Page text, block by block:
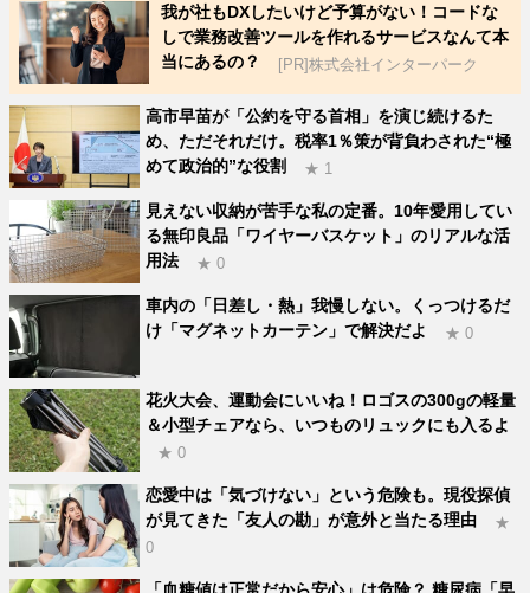
我が社もDXしたいけど予算がない！コードな
しで業務改善ツールを作れるサービスなんて本
当にあるの？
[PR]株式会社インターパーク
高市早苗が「公約を守る首相」を演じ続けるた
め、ただそれだけ。税率1％策が背負わされた“極
めて政治的”な役割
★ 1
見えない収納が苦手な私の定番。10年愛用してい
る無印良品「ワイヤーバスケット」のリアルな活
用法
★ 0
車内の「日差し・熱」我慢しない。くっつけるだ
け「マグネットカーテン」で解決だよ
★ 0
花火大会、運動会にいいね！ロゴスの300gの軽量
＆小型チェアなら、いつものリュックにも入るよ
★ 0
恋愛中は「気づけない」という危険も。現役探偵
が見てきた「友人の勘」が意外と当たる理由
★
0